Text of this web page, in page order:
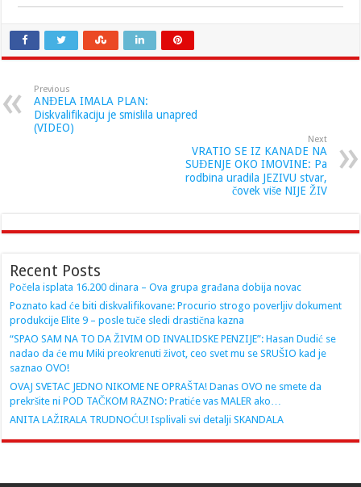
Previous
ANĐELA IMALA PLAN:
Diskvalifikaciju je smislila unapred
(VIDEO)
Next
VRATIO SE IZ KANADE NA
SUĐENJE OKO IMOVINE: Pa
rodbina uradila JEZIVU stvar,
čovek više NIJE ŽIV
Recent Posts
Počela isplata 16.200 dinara – Ova grupa građana dobija novac
Poznato kad će biti diskvalifikovane: Procurio strogo poverljiv dokument
produkcije Elite 9 – posle tuče sledi drastična kazna
“SPAO SAM NA TO DA ŽIVIM OD INVALIDSKE PENZIJE”: Hasan Dudić se
nadao da će mu Miki preokrenuti život, ceo svet mu se SRUŠIO kad je
saznao OVO!
OVAJ SVETAC JEDNO NIKOME NE OPRAŠTA! Danas OVO ne smete da
prekršite ni POD TAČKOM RAZNO: Pratiće vas MALER ako…
ANITA LAŽIRALA TRUDNOĆU! Isplivali svi detalji SKANDALA